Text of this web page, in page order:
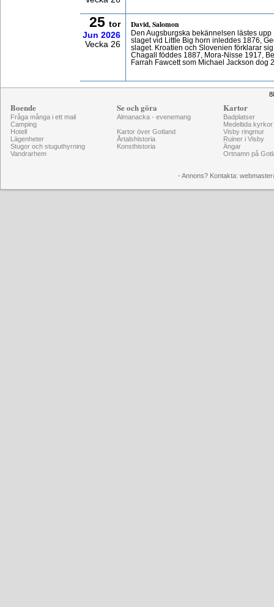
25 tor
Jun 2026
Vecka 26
David, Salomon
Den Augsburgska bekännelsen lästes
slaget vid Little Big horn inleddes 1876,
slaget. Kroatien och Slovenien förklarar
Chagall föddes 1887, Mora-Nisse 1917,
Farrah Fawcett som Michael Jackson dog
Boende
Fråga många i ett mail
Camping
Hotell
Lägenheter
Stugor och stuguthyrning
Vandrarhem
Se och göra
Almanacka - evenemang
Kartor över Gotland
Årtalshistoria
Konsthistoria
Kartor
Badplatser
Medeltida kyrkor
Visby ringmur
Ruiner i Visby
Ängar
Ortnamn på
- Annons? Kontakta: